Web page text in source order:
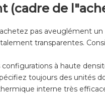
(cadre de
pas aveuglément
transparentes.
à haute
toujours des unités
interne très